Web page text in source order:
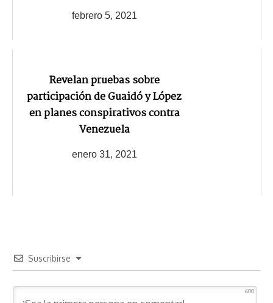
febrero 5, 2021
Revelan pruebas sobre
participación de Guaidó y López
en planes conspirativos contra
Venezuela
enero 31, 2021
Suscribirse
600